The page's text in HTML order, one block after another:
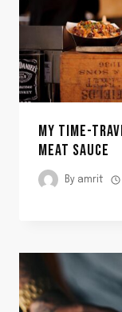
MY TIME-
MEAT SAUCE
By amrit